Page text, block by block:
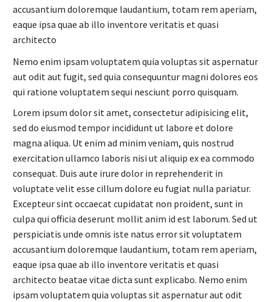
accusantium doloremque laudantium, totam rem aperiam,
eaque ipsa quae ab illo inventore veritatis et quasi
architecto
Nemo enim ipsam voluptatem quia voluptas sit aspernatur
aut odit aut fugit, sed quia consequuntur magni dolores eos
qui ratione voluptatem sequi nesciunt porro quisquam.
Lorem ipsum dolor sit amet, consectetur adipisicing elit,
sed do eiusmod tempor incididunt ut labore et dolore
magna aliqua. Ut enim ad minim veniam, quis nostrud
exercitation ullamco laboris nisi ut aliquip ex ea commodo
consequat. Duis aute irure dolor in reprehenderit in
voluptate velit esse cillum dolore eu fugiat nulla pariatur.
Excepteur sint occaecat cupidatat non proident, sunt in
culpa qui officia deserunt mollit anim id est laborum. Sed ut
perspiciatis unde omnis iste natus error sit voluptatem
accusantium doloremque laudantium, totam rem aperiam,
eaque ipsa quae ab illo inventore veritatis et quasi
architecto beatae vitae dicta sunt explicabo. Nemo enim
ipsam voluptatem quia voluptas sit aspernatur aut odit